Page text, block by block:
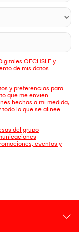
OECHSLE y
de mis datos
y preferencias para
que me envien
hechas a mi medida,
lo que se alinee
del grupo
eventos y